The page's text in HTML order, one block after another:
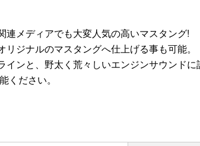
連メディアでも大変人気の高いマスタング!
ジナルのマスタングへ仕上げる事も可能。
ンと、野太く荒々しいエンジンサウンドに
ください。